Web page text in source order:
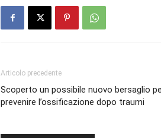
Articolo precedente
Scoperto un possibile nuovo bersaglio
prevenire l’ossificazione dopo traumi